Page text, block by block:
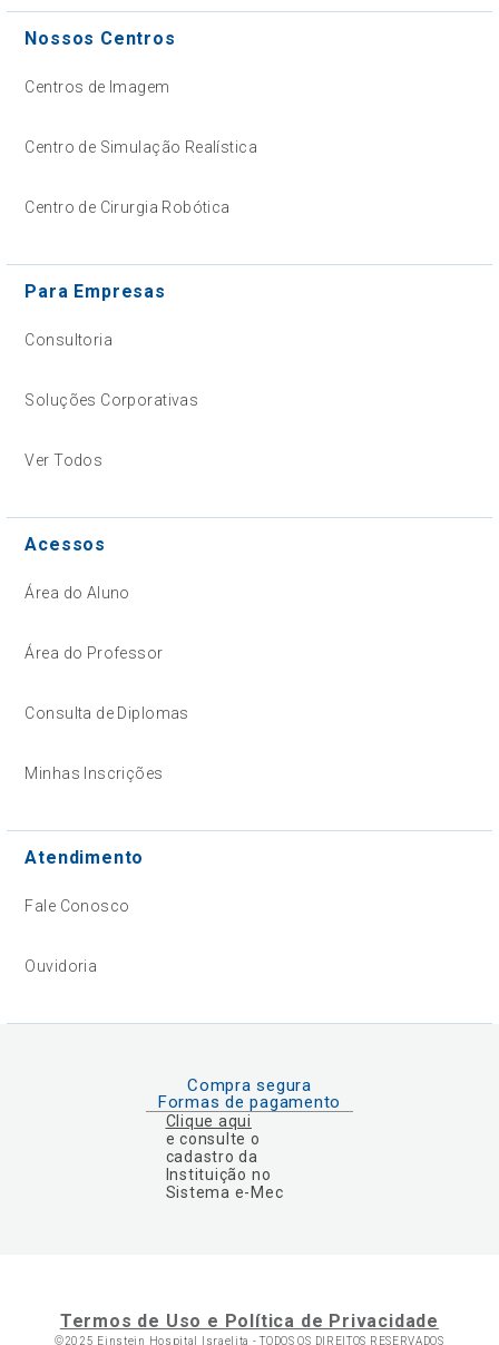
Nossos Centros
Centros de Imagem
Centro de Simulação Realística
Centro de Cirurgia Robótica
Para Empresas
Consultoria
Soluções Corporativas
Ver Todos
Acessos
Área do Aluno
Área do Professor
Consulta de Diplomas
Minhas Inscrições
Atendimento
Fale Conosco
Ouvidoria
Compra segura
Formas de pagamento
Clique aqui
e consulte o
cadastro da
Instituição no
Sistema e-Mec
Termos de Uso e Política de Privacidade
©2025 Einstein Hospital Israelita -TODOS OS DIREITOS RESERVADOS